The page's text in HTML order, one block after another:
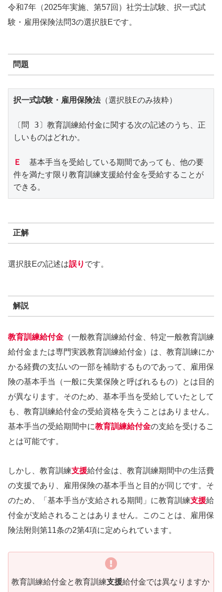
令和7年（2025年実施、第57回）社労士試験、択一式試
験・雇用保険法問3の選択肢Eです。
問題
択一式試験・雇用保険法（選択肢Eのみ抜粋）
〔問 3〕教育訓練給付金に関する次の記述のうち、正
しいものはどれか。
Ｅ
基本手当を受給している期間であっても、他の要
件を満たす限り教育訓練支援給付金を受給することが
できる。
正解
選択肢Eの記述は誤り です。
解説
教育訓練給付金 （一般教育訓練給付金、特定一般教育訓練
給付金または専門実践教育訓練給付金）は、教育訓練にか
かる経費の支払いの一部を補助するものであって、雇用保
険の基本手当（一般に失業保険と呼ばれるもの）とは目的
が異なります。そのため、基本手当を受給していたとして
も、教育訓練給付金の受給資格を失うことはありません。
基本手当の受給期間中に教育訓練給付金の支給を受けるこ
とは可能です。
しかし、教育訓練支援給付金は、教育訓練期間中の生活費
の支援であり、雇用保険の基本手当と目的が同じです。そ
のため、「基本手当が支給される期間」に教育訓練支援給
付金が支給されることはありません。このことは、雇用保
険法附則第11条の2第4項に定められています。
教育訓練給付金と教育訓練支援給付金では異なりますか